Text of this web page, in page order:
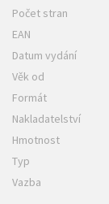
Počet stran
EAN
Datum vydání
Věk od
Formát
Nakladatelství
Hmotnost
Typ
Vazba